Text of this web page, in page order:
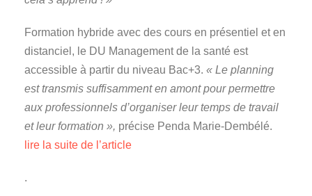
Formation hybride avec des cours en présentiel et en
distanciel, le DU Management de la santé est
accessible à partir du niveau Bac+3. « Le planning
est transmis suffisamment en amont pour permettre
aux professionnels d’organiser leur temps de travail
et leur formation », précise Penda Marie-Dembélé.
lire la suite de l’article
.